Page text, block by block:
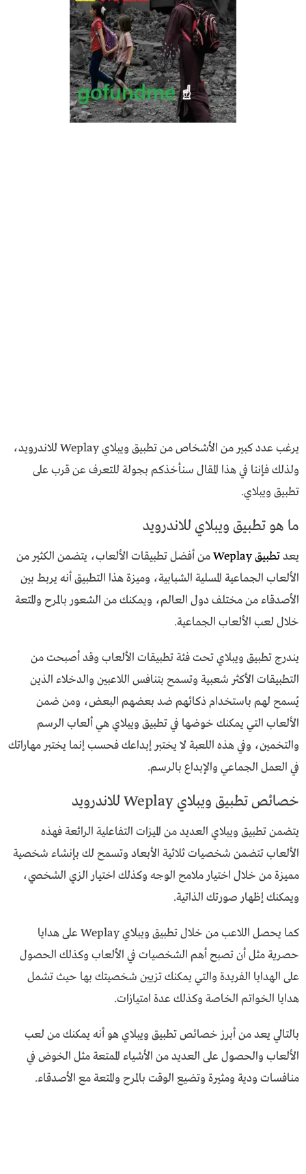
يرغب عدد كبير من الأشخاص من تطبيق ويبلاي Weplay للاندرويد،
ولذلك فإننا في هذا المقال سنأخذكم بجولة للتعرف عن قرب على
تطبيق ويبلاي.
ما هو تطبيق ويبلاي للاندرويد
يعدتطبيق Weplay
من أفضل تطبيقات الألعاب، يتضمن الكثير من
الألعاب الجماعية المسلية الشبابية، وميزة هذا التطبيق أنه يربط بين
الأصدقاء من مختلف دول العالم، ويمكنك من الشعور بالمرح والمتعة
خلال لعب الألعاب الجماعية.
يندرج تطبيق ويبلاي تحت فئة تطبيقات الألعاب وقد أصبحت من
التطبيقات الأكثر شعبية وتسمح بتنافس اللاعبين والدخلاء الذين
يُسمح لهم باستخدام ذكائهم ضد بعضهم البعض، ومن ضمن
الألعاب التي يمكنك خوضها في تطبيق ويبلاي هي ألعاب الرسم
والتخمين، وفي هذه اللعبة لا يختبر إبداعك فحسب إنما يختبر مهاراتك
في العمل الجماعي والإبداع بالرسم.
خصائص تطبيق ويبلاي Weplay للاندرويد
يتضمن تطبيق ويبلاي العديد من الميزات التفاعلية الرائعة فهذه
الألعاب تتضمن شخصيات ثلاثية الأبعاد وتسمح لك بإنشاء شخصية
مميزة من خلال اختيار ملامح الوجه وكذلك اختيار الزي الشخصي،
ويمكنك إظهار صورتك الذاتية.
كما يحصل اللاعب من خلال تطبيق ويبلاي Weplay على هدايا
حصرية مثل أن تصبح أهم الشخصيات في الألعاب وكذلك الحصول
على الهدايا الفريدة والتي يمكنك تزيين شخصيتك بها حيث تشمل
هدايا الخواتم الخاصة وكذلك عدة امتيازات.
بالتالي يعد من أبرز خصائص تطبيق ويبلاي هو أنه يمكنك من لعب
الألعاب والحصول على العديد من الأشياء الممتعة مثل الخوض في
منافسات ودية ومثيرة وتضيع الوقت بالمرح والمتعة مع الأصدقاء.